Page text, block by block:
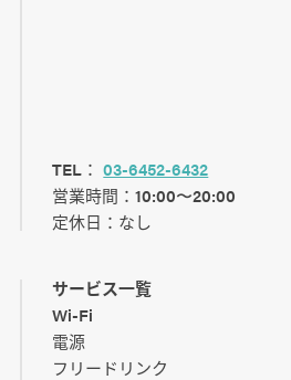
TEL：03-6452-6432
営業時間：10:00〜20:00
定休日：なし
サービス一覧
Wi-Fi
電源
フリードリンク